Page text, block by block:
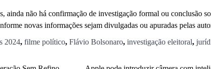
ainda não há confirmação de investigação formal ou conclusão
novas informações sejam divulgadas ou apuradas pelas
2024, filme político, Flávio Bolsonaro, investigação eleitoral,